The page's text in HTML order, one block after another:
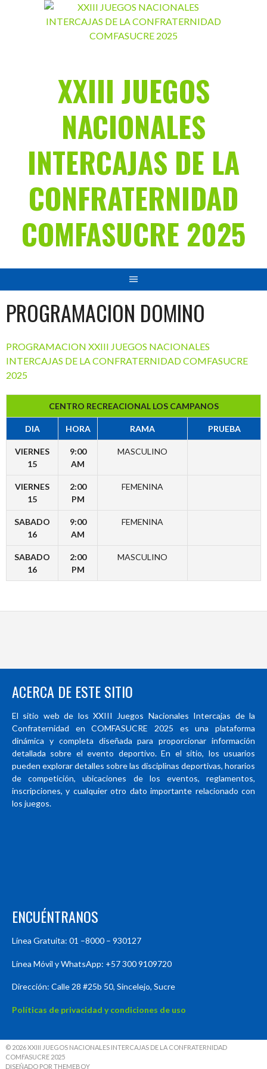
XXIII JUEGOS
NACIONALES
INTERCAJAS DE LA
CONFRATERNIDAD
COMFASUCRE 2025
PROGRAMACION DOMINO
PROGRAMACION XXIII JUEGOS NACIONALES
INTERCAJAS DE LA CONFRATERNIDAD COMFASUCRE
2025
CENTRO RECREACIONAL LOS CAMPANOS
DIA HORA RAMA PRUEBA
VIERNES
15
9:00
AM
MASCULINO
VIERNES
15
2:00
PM
FEMENINA
SABADO
16
9:00
AM
FEMENINA
SABADO
16
2:00
PM
MASCULINO
ACERCA DE ESTE SITIO
El sitio web de los XXIII Juegos Nacionales Intercajas de la
Confraternidad en COMFASUCRE 2025 es una plataforma
dinámica y completa diseñada para proporcionar información
detallada sobre el evento deportivo. En el sitio, los usuarios
pueden explorar detalles sobre las disciplinas deportivas, horarios
de competición, ubicaciones de los eventos, reglamentos,
inscripciones, y cualquier otro dato importante relacionado con
los juegos.
ENCUÉNTRANOS
Línea Gratuita: 01 –8000 – 930127
Línea Móvil y WhatsApp: +57 300 9109720
Dirección: Calle 28 #25b 50, Sincelejo, Sucre
Políticas de privacidad y condiciones de uso
© 2026 XXIII JUEGOS NACIONALES INTERCAJAS DE LA CONFRATERNIDAD
COMFASUCRE 2025
DISEÑADO POR THEMEBOY